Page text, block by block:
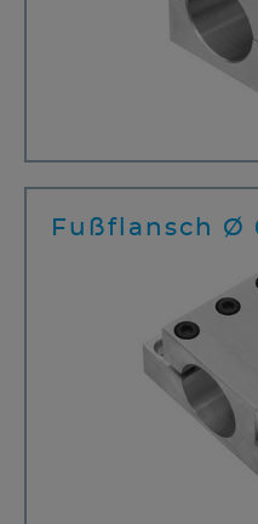
Fußflansch Ø